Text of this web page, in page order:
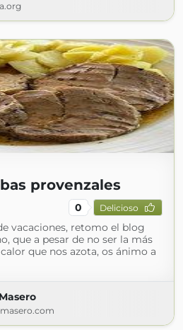
provenzales
0 Delicioso
vacaciones, retomo el blog
que a pesar de no ser la más
que nos azota, os ánimo a